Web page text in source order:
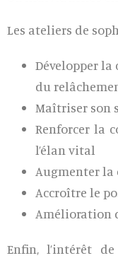
Les ateliers de
Développer
du
Maîtriser son
Renforcer la
l’élan vital
Augmenter
Accroître le
Amélioration
Enfin, l’intérêt